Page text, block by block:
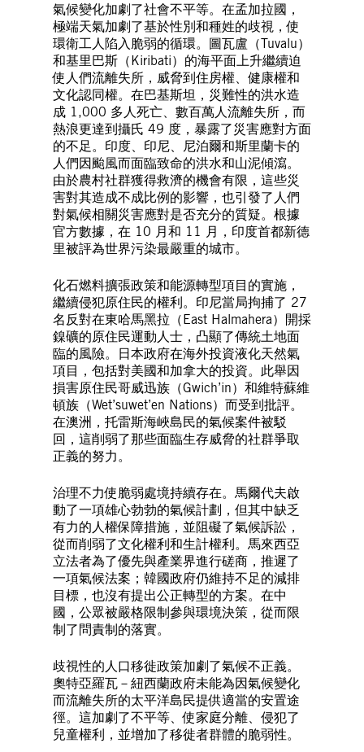
氣候變化加劇了社會不平等。在孟加拉國，
極端天氣加劇了基於性別和種姓的歧視，使
環衛工人陷入脆弱的循環。圖瓦盧（Tuvalu）
和基里巴斯（Kiribati）的海平面上升繼續迫
使人們流離失所，威脅到住房權、健康權和
文化認同權。在巴基斯坦，災難性的洪水造
成 1,000 多人死亡、數百萬人流離失所，而
熱浪更達到攝氏 49 度，暴露了災害應對方面
的不足。印度、印尼、尼泊爾和斯里蘭卡的
人們因颱風而面臨致命的洪水和山泥傾瀉。
由於農村社群獲得救濟的機會有限，這些災
害對其造成不成比例的影響，也引發了人們
對氣候相關災害應對是否充分的質疑。根據
官方數據，在 10 月和 11 月，印度首都新德
里被評為世界污染最嚴重的城市。
化石燃料擴張政策和能源轉型項目的實施，
繼續侵犯原住民的權利。印尼當局拘捕了 27
名反對在東哈馬黑拉（East Halmahera）開採
鎳礦的原住民運動人士，凸顯了傳統土地面
臨的風險。日本政府在海外投資液化天然氣
項目，包括對美國和加拿大的投資。此舉因
損害原住民哥威迅族（Gwich’in）和維特蘇維
頓族（Wet’suwet’en Nations）而受到批評。
在澳洲，托雷斯海峽島民的氣候案件被駁
回，這削弱了那些面臨生存威脅的社群爭取
正義的努力。
治理不力使脆弱處境持續存在。馬爾代夫啟
動了一項雄心勃勃的氣候計劃，但其中缺乏
有力的人權保障措施，並阻礙了氣候訴訟，
從而削弱了文化權利和生計權利。馬來西亞
立法者為了優先與產業界進行磋商，推遲了
一項氣候法案；韓國政府仍維持不足的減排
目標，也沒有提出公正轉型的方案。在中
國，公眾被嚴格限制參與環境決策，從而限
制了問責制的落實。
歧視性的人口移徙政策加劇了氣候不正義。
奧特亞羅瓦－紐西蘭政府未能為因氣候變化
而流離失所的太平洋島民提供適當的安置途
徑。這加劇了不平等、使家庭分離、侵犯了
兒童權利，並增加了移徙者群體的脆弱性。